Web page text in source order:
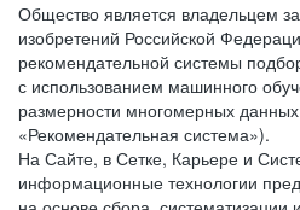
Общество является владельцем
изобретений Российской
рекомендательной системы
с использованием машинного
размерности многомерных
«Рекомендательная система»).
На Сайте, в Сетке, Карьере и
информационные технологии